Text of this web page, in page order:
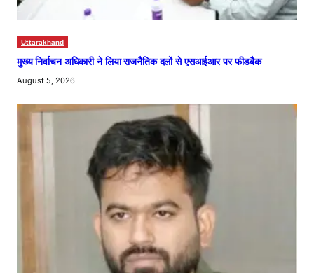
Uttarakhand
मुख्य निर्वाचन अधिकारी ने लिया राजनैतिक दलों से एसआईआर पर फीडबैक
August 5, 2026